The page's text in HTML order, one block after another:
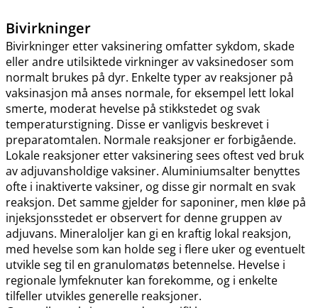
Bivirkninger
Bivirkninger etter vaksinering omfatter sykdom, skade
eller andre utilsiktede virkninger av vaksinedoser som
normalt brukes på dyr. Enkelte typer av reaksjoner på
vaksinasjon må anses normale, for eksempel lett lokal
smerte, moderat hevelse på stikkstedet og svak
temperaturstigning. Disse er vanligvis beskrevet i
preparatomtalen. Normale reaksjoner er forbigående.
Lokale reaksjoner etter vaksinering sees oftest ved bruk
av adjuvansholdige vaksiner. Aluminiumsalter benyttes
ofte i inaktiverte vaksiner, og disse gir normalt en svak
reaksjon. Det samme gjelder for saponiner, men kløe på
injeksjonsstedet er observert for denne gruppen av
adjuvans. Mineraloljer kan gi en kraftig lokal reaksjon,
med hevelse som kan holde seg i flere uker og eventuelt
utvikle seg til en granulomatøs betennelse. Hevelse i
regionale lymfeknuter kan forekomme, og i enkelte
tilfeller utvikles generelle reaksjoner.